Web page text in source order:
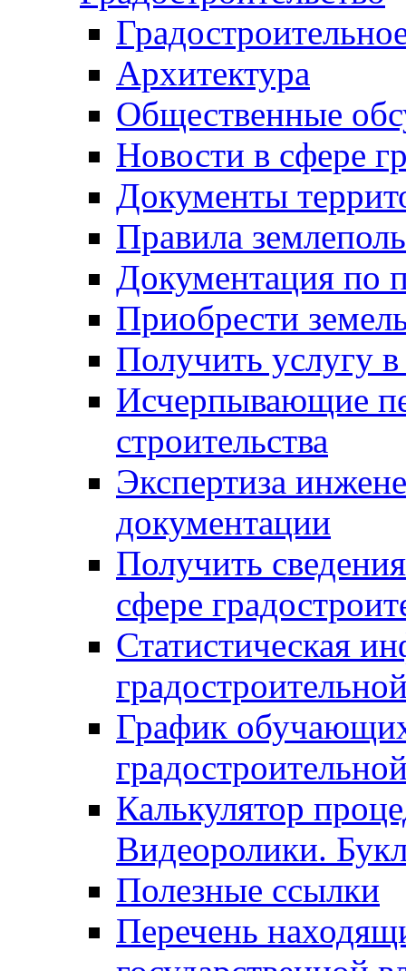
Архитектура
Общественные
Новости в сфере
Документы
Правила
Документация по
Приобрести
Получить услугу в
Исчерпывающие
строительства
Экспертиза
документации
Получить
сфере
Статистическая
График
Калькулятор
Видеоролики.
Полезные ссылки
Перечень